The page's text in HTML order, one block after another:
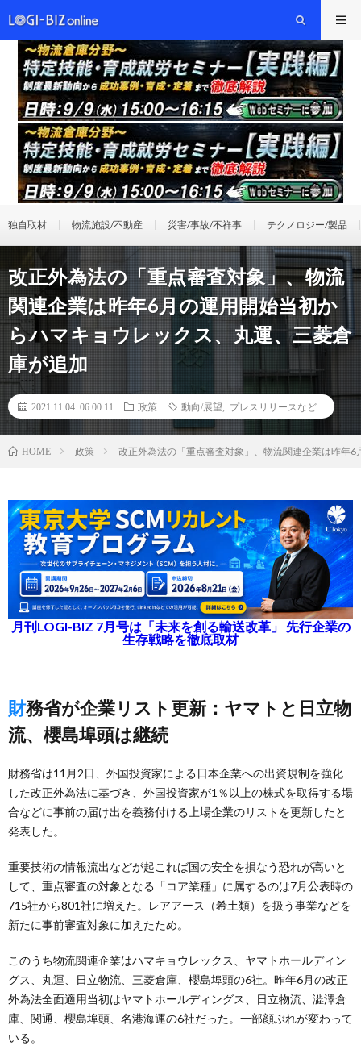
独自取材 物流施設/不動産 災害/事故/不祥事 テクノロジー/製品
改正外為法の「重点審査対象」、物流
関連企業は昨年6月の運用開始当初か
らハマキョウレックス、丸運、三菱倉
庫が追加
2021.11.04 06:00:11 政策 動向/展望 プレスリリースなど
HOME 政策 改正外為法の「重点審査対象」、物流関連企業は昨年
月刊LOGI-BIZ 7月号は「未来を創る輸送改革」 先行企業の
生存戦略を徹底取材
財務省が企業リスト更新：ヤマトと日立物
流、櫻島埠頭は継続
財務省は11月2日、外国投資家による日本企業への出資規制を強化
した改正外為法に基づき、外国投資家が1％以上の株式を取得する場
合などに事前の届け出を義務付ける上場企業のリストを更新したと
発表した。
重要技術の情報流出などが起これば国の安全を損なう恐れが高いと
して、重点審査の対象となる「コア業種」に属するのは7月公表時の
715社から801社に増えた。レアアース（希土類）を扱う事業などを
新たに事前審査対象に加えたため。
このうち物流関連企業はハマキョウレックス、ヤマトホールディン
グス、丸運、日立物流、三菱倉庫、櫻島埠頭の6社。昨年6月の改正
外為法全面適用当初はヤマトホールディングス、日立物流、澁澤倉
庫、関通、櫻島埠頭、名港海運の6社だった。一部顔ぶれが変わって
いる。